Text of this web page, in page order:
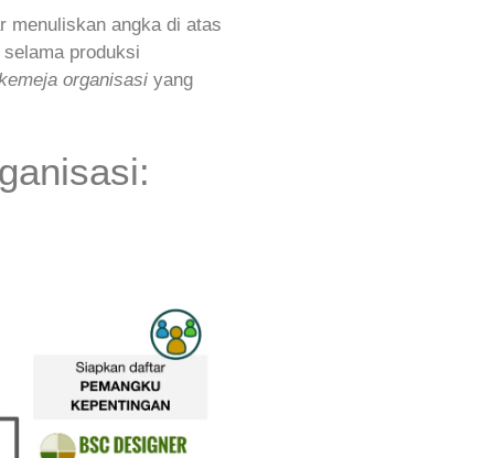
menuliskan angka di atas
produksi
organisasi yang